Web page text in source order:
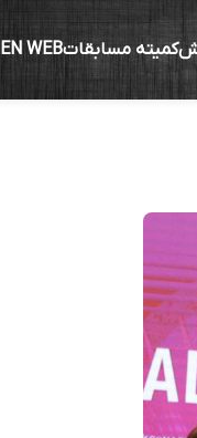
کمیته مسابقاتEN WEB